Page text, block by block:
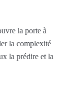
la porte à
la complexité
la prédire et la